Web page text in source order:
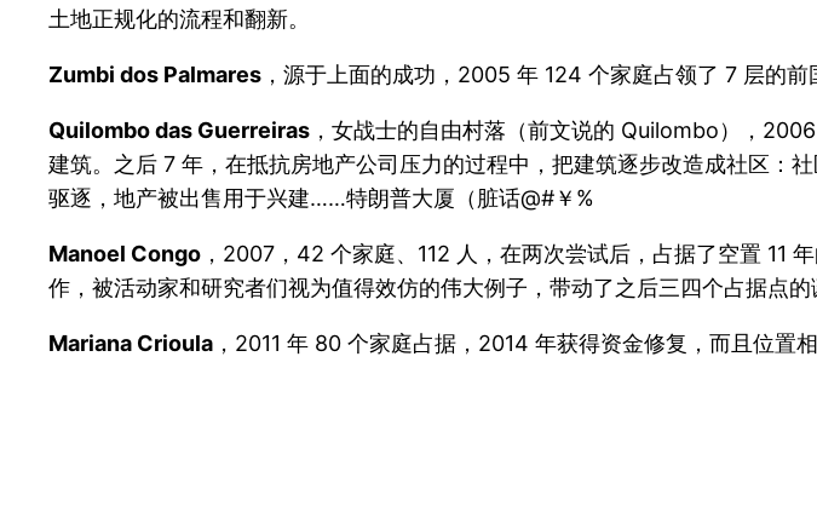
土地正规化的流程和翻新。
Zumbi dos Palmares ，源于上面的成功，2005 年 124 个家庭占领了 7 层的
Quilombo das Guerreiras ，女战士的自由村落（前文说的 Quilombo），
建筑。之后 7 年，在抵抗房地产公司压力的过程中，把建筑逐步改造成社区
驱逐，地产被出售用于兴建……特朗普大厦（脏话@#￥%
Manoel Congo ，2007，42 个家庭、112 人，在两次尝试后，占据了空置 11
作，被活动家和研究者们视为值得效仿的伟大例子，带动了之后三四个占据点的
Mariana Crioula ，2011 年 80 个家庭占据，2014 年获得资金修复，而且位置相